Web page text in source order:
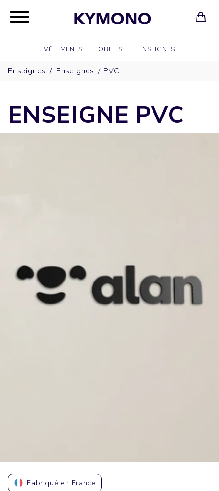
VÊTEMENTS OBJETS ENSEIGNES
Enseignes / Enseignes / PVC
ENSEIGNE PVC
Fabriqué en France